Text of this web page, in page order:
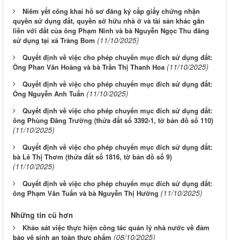
Niêm yết công khai hồ sơ đăng ký cấp giấy chứng nhận
quyền sử dụng đất, quyền sở hữu nhà ở và tài sản khác gắn
liền với đất của ông Phạm Ninh và bà Nguyễn Ngọc Thu đăng
sử dụng tại xã Trảng Bom (11/10/2025)
Quyết định về việc cho phép chuyển mục đích sử dụng đất:
Ông Phan Văn Hoàng và bà Trần Thị Thanh Hoa (11/10/2025)
Quyết định về việc cho phép chuyển mục đích sử dụng đất:
Ông Nguyễn Anh Tuấn (11/10/2025)
Quyết định về việc cho phép chuyển mục đích sử dụng đất:
ông Phùng Đăng Trường (thửa đất số 3392-1, tờ bản đồ số 110)
(11/10/2025)
Quyết định về việc cho phép chuyển mục đích sử dụng đất:
bà Lê Thị Thơm (thửa đất số 1816, tờ bản đồ số 9)
(11/10/2025)
Quyết định về việc cho phép chuyển mục đích sử dụng đất:
ông Phạm Văn Tuấn và bà Nguyễn Thị Hường (11/10/2025)
Những tin cũ hơn
Khảo sát việc thực hiện công tác quản lý nhà nước về đảm
bảo vệ sinh an toàn thực phẩm (08/10/2025)